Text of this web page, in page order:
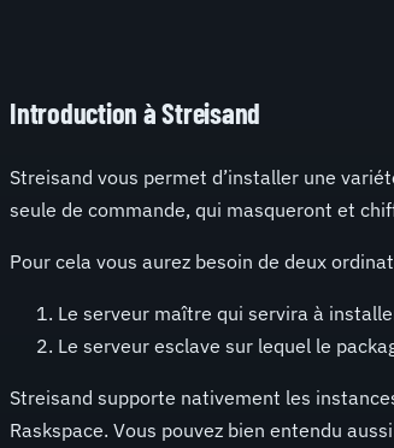
Introduction à Streisand
Streisand vous permet d’installer une
seule de commande, qui masqueront et
Pour cela vous aurez besoin de deux
Le serveur maître qui servira à
Le serveur esclave sur lequel le
Streisand supporte nativement les
Raskspace. Vous pouvez bien entendu